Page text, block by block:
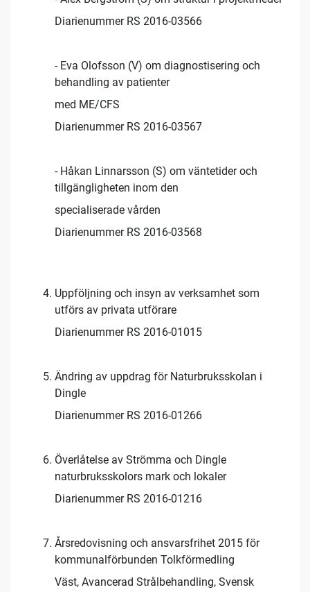
Diarienummer RS 2016-03566
- Eva Olofsson (V) om diagnostisering och
behandling av patienter
med ME/CFS
Diarienummer RS 2016-03567
- Håkan Linnarsson (S) om väntetider och
tillgängligheten inom den
specialiserade vården
Diarienummer RS 2016-03568
Uppföljning och insyn av verksamhet som
utförs av privata utförare
Diarienummer RS 2016-01015
Ändring av uppdrag för Naturbruksskolan i
Dingle
Diarienummer RS 2016-01266
Överlåtelse av Strömma och Dingle
naturbruksskolors mark och lokaler
Diarienummer RS 2016-01216
Årsredovisning och ansvarsfrihet 2015 för
kommunalförbunden Tolkförmedling
Väst, Avancerad Strålbehandling, Svensk